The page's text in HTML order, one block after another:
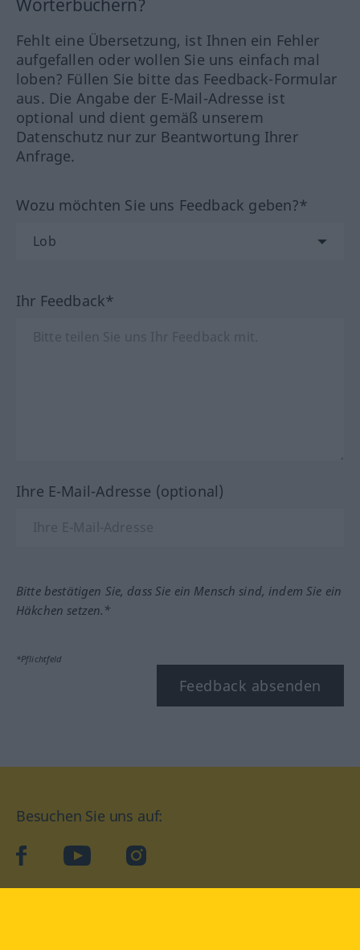
Wörterbüchern?
Fehlt eine Übersetzung, ist Ihnen ein Fehler
aufgefallen oder wollen Sie uns einfach mal
loben? Füllen Sie bitte das Feedback-Formular
aus. Die Angabe der E-Mail-Adresse ist
optional und dient gemäß unserem
Datenschutz nur zur Beantwortung Ihrer
Anfrage.
Wozu möchten Sie uns Feedback geben?*
Ihr Feedback*
Ihre E-Mail-Adresse (optional)
Bitte bestätigen Sie, dass Sie ein Mensch sind, indem Sie ein
Häkchen setzen.*
*Pflichtfeld
Feedback absenden
Besuchen Sie uns auf:
facebookYouTube Instagram